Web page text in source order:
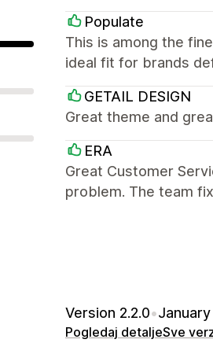
Populate
This is among the
ideal fit for brands
GETAIL DESIGN
Great theme and
ERA
Great Customer
problem. The team
Version 2.2.0•
Pogledaj detaljeSve